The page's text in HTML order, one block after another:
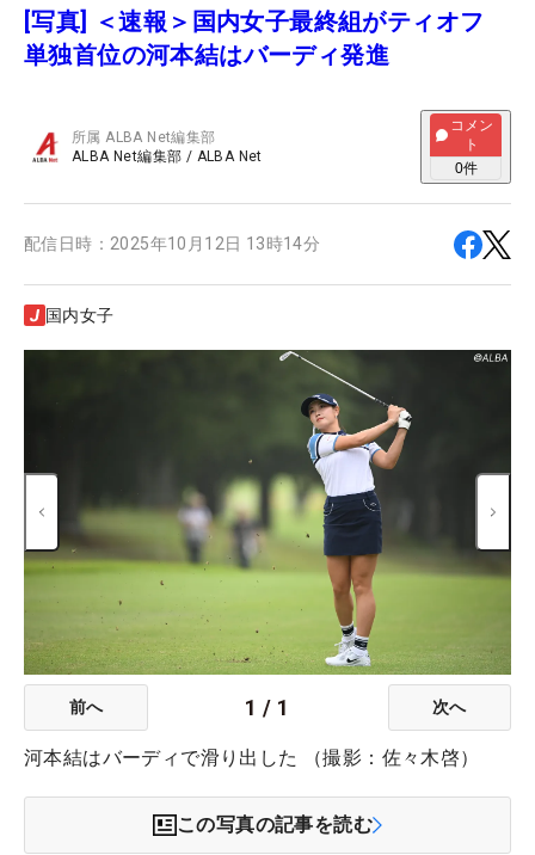
[写真] ＜速報＞国内女子最終組がティオフ
単独首位の河本結はバーディ発進
所属ALBA Net編集部
ALBA Net編集部 / ALBA Net
コメン
ト
0件
配信日時： 2025年10月12日 13時14分
国内女子
前へ 1 / 1 次へ
河本結はバーディで滑り出した （撮影：佐々木啓）
この写真の記事を読む